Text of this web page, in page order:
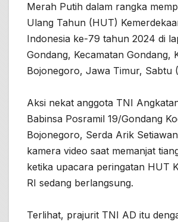
Merah Putih dalam rangka
Ulang Tahun (HUT)
Indonesia ke-79 tahun 2024 di
Gondang, Kecamatan Gondang,
Bojonegoro, Jawa Timur, Sabtu
Aksi nekat anggota TNI
Babinsa Posramil 19/Gondang
Bojonegoro, Serda Arik
kamera video saat memanjat
ketika upacara peringatan HUT
RI sedang berlangsung.
Terlihat, prajurit TNI AD itu